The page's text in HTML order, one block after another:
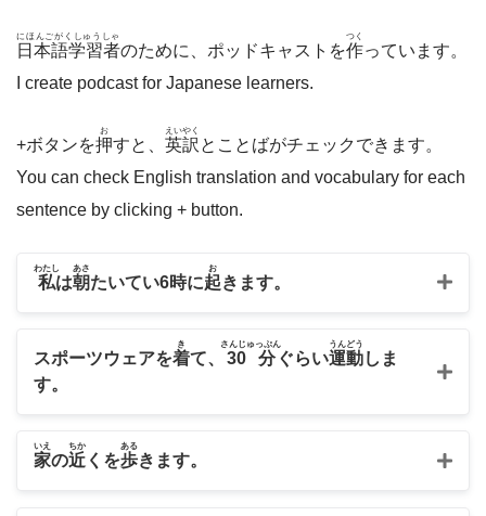
日本語学習者
にほんごがくしゅうしゃ
のために、ポッドキャストを作
つく
っています。
I create podcast for Japanese learners.
+ボタンを押
お
すと、 英訳
えいやく
とことばがチェックできます。
You can check English translation and vocabulary for each
sentence by clicking + button.
私
わたし
は朝
あさ
たいてい6時に起
お
きます。
スポーツウェアを着
き
て、 30分
さんじゅっぷん
ぐらい運動
うんどう
しま
す。
家
いえ
の近
ちか
くを歩
ある
きます。